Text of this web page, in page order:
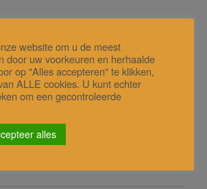
je geen foodprocessor? Maak dan
website om u de meest
door uw voorkeuren en herhaalde
op "Alles accepteren" te klikken,
ALLE cookies. U kunt echter
om een gecontroleerde
alles